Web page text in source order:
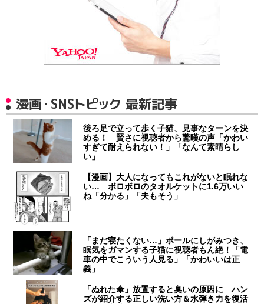
漫画・SNSトピック 最新記事
後ろ足で立って歩く子猫、見事なターンを決
める！ 賢さに視聴者から驚嘆の声「かわい
すぎて耐えられない！」「なんて素晴らし
い」
【漫画】大人になってもこれがないと眠れな
い… ボロボロのタオルケットに1.6万いい
ね「分かる」「夫もそう」
「まだ寝たくない…」ポールにしがみつき、
眠気をガマンする子猫に視聴者もん絶！「電
車の中でこういう人見る」「かわいいは正
義」
「ぬれた傘」放置すると臭いの原因に ハン
ズが紹介する正しい洗い方＆水弾き力を復活